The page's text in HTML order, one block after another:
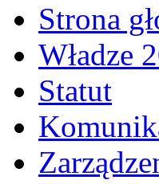
Strona
Władze
Statut